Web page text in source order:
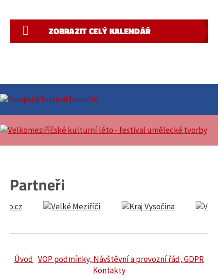
ZOBRAZIT CELÝ KALENDÁŘ
Partneři
Úvod VOP podmínky, Návštěvní a provozní řád, GDPR
Kontakty